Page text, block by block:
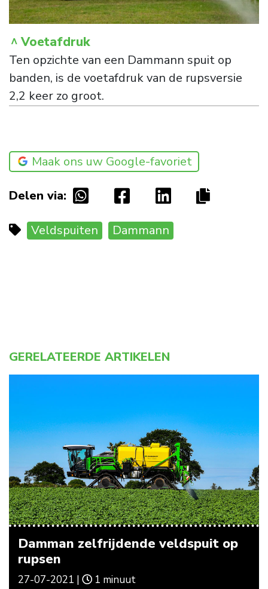
Voetafdruk
Ten opzichte van een Dammann spuit op
banden, is de voetafdruk van de rupsversie
2,2 keer zo groot.
Maak ons uw Google-favoriet
Delen via:
Veldspuiten Dammann
GERELATEERDE ARTIKELEN
Damman zelfrijdende veldspuit op
rupsen
27-07-2021 | 1 minuut